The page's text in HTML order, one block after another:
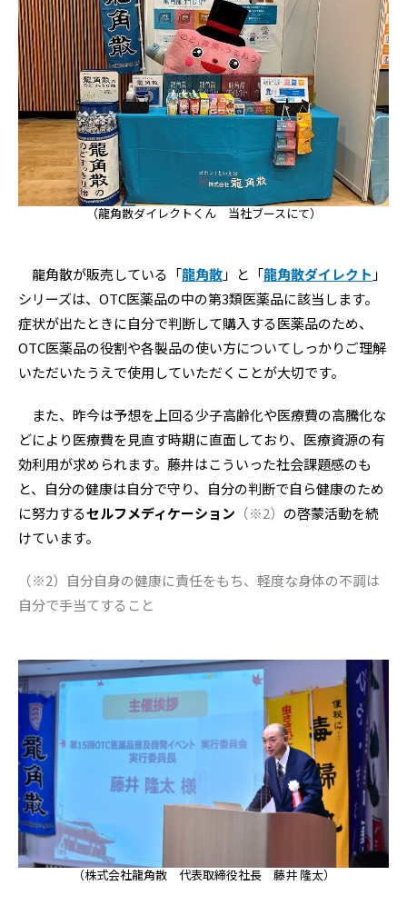
（龍角散ダイレクトくん 当社ブースにて）
龍角散が販売している「龍角散」と「龍角散ダイレクト 」
シリーズは、OTC医薬品の中の第3類医薬品に該当します。
症状が出たときに自分で判断して購入する医薬品のため、
OTC医薬品の役割や各製品の使い方についてしっかりご理解
いただいたうえで使用していただくことが大切です。
また、昨今は予想を上回る少子高齢化や医療費の高騰化な
どにより医療費を見直す時期に直面しており、医療資源の有
効利用が求められます。藤井はこういった社会課題感のも
と、自分の健康は自分で守り、自分の判断で自ら健康のため
に努力するセルフメディケーション （※2） の啓蒙活動を続
けています。
（※2）自分自身の健康に責任をもち、軽度な身体の不調は
自分で手当てすること
（株式会社龍角散 代表取締役社長 藤井 隆太）